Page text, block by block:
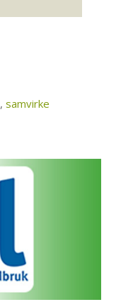
, samvirke